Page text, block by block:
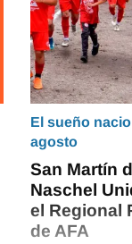
El sueño
agosto
San Martín
Naschel
el Regional
de AFA